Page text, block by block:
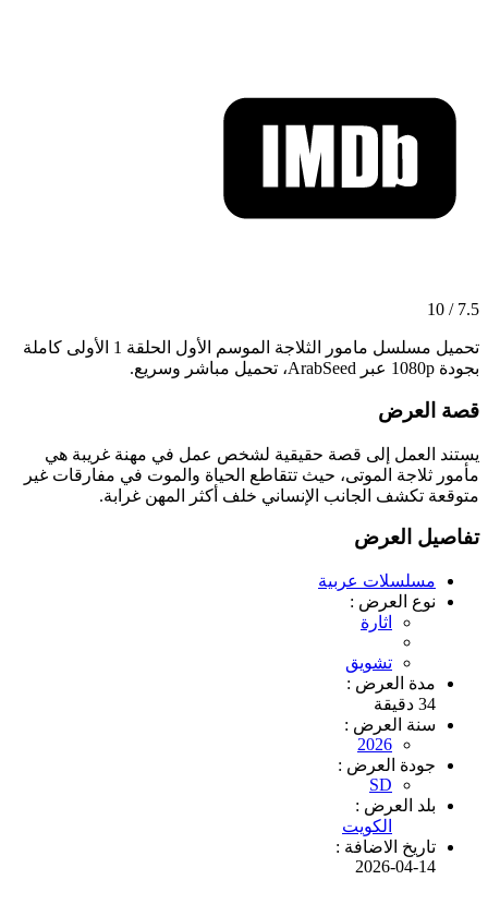
7.5 / 10
تحميل مسلسل مامور الثلاجة الموسم الأول الحلقة 1 الأولى كاملة
بجودة 1080p عبر ArabSeed، تحميل مباشر وسريع.
قصة العرض
يستند العمل إلى قصة حقيقية لشخص عمل في مهنة غريبة هي
مأمور ثلاجة الموتى، حيث تتقاطع الحياة والموت في مفارقات غير
متوقعة تكشف الجانب الإنساني خلف أكثر المهن غرابة.
تفاصيل العرض
مسلسلات عربية
نوع العرض :
اثارة
تشويق
مدة العرض :
34 دقيقة
سنة العرض :
2026
جودة العرض :
SD
بلد العرض :
الكويت
تاريخ الاضافة :
2026-04-14